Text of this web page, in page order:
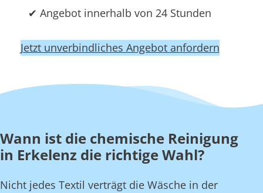
✔ Angebot innerhalb von 24 Stunden
Jetzt unverbindliches Angebot anfordern
Wann ist die chemische Reinigung
in Erkelenz die richtige Wahl?
Nicht jedes Textil verträgt die Wäsche in der